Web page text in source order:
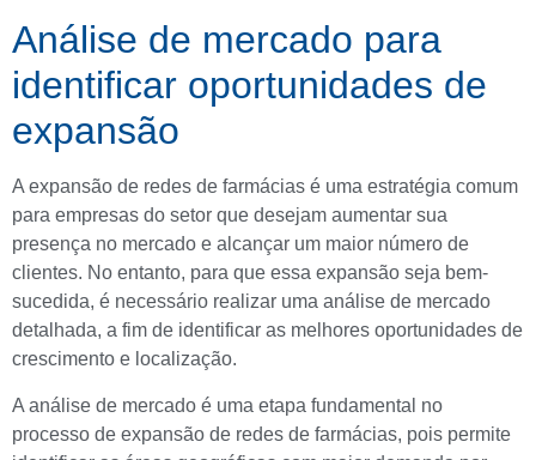
Análise de mercado para
identificar oportunidades de
expansão
A expansão de redes de farmácias é uma estratégia comum
para empresas do setor que desejam aumentar sua
presença no mercado e alcançar um maior número de
clientes. No entanto, para que essa expansão seja bem-
sucedida, é necessário realizar uma análise de mercado
detalhada, a fim de identificar as melhores oportunidades de
crescimento e localização.
A análise de mercado é uma etapa fundamental no
processo de expansão de redes de farmácias, pois permite